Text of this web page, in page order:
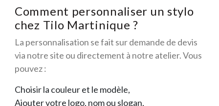
Comment personnaliser un stylo
chez Tilo Martinique ?
La personnalisation se fait sur demande de devis
via notre site ou directement à notre atelier. Vous
pouvez :
Choisir la couleur et le modèle,
Ajouter votre logo, nom ou slogan,